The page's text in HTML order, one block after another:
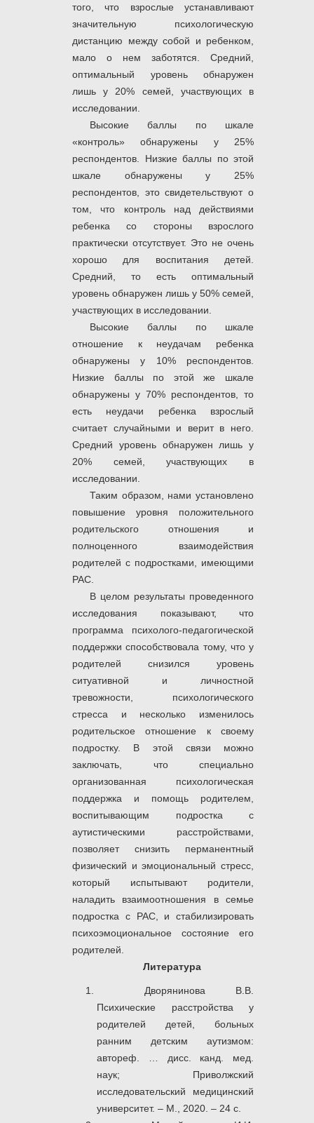
того, что взрослые устанавливают
значительную психологическую
дистанцию между собой и ребенком,
мало о нем заботятся. Средний,
оптимальный уровень обнаружен
лишь у 20% семей, участвующих в
исследовании.
Высокие баллы по шкале
«контроль» обнаружены у 25%
респондентов. Низкие баллы по этой
шкале обнаружены у 25%
респондентов, это свидетельствуют о
том, что контроль над действиями
ребенка со стороны взрослого
практически отсутствует. Это не очень
хорошо для воспитания детей.
Средний, то есть оптимальный
уровень обнаружен лишь у 50% семей,
участвующих в исследовании.
Высокие баллы по шкале
отношение к неудачам ребенка
обнаружены у 10% респондентов.
Низкие баллы по этой же шкале
обнаружены у 70% респондентов, то
есть неудачи ребенка взрослый
считает случайными и верит в него.
Средний уровень обнаружен лишь у
20% семей, участвующих в
исследовании.
Таким образом, нами установлено
повышение уровня положительного
родительского отношения и
полноценного взаимодействия
родителей с подростками, имеющими
РАС.
В целом результаты проведенного
исследования показывают, что
программа психолого-педагогической
поддержки способствовала тому, что у
родителей снизился уровень
ситуативной и личностной
тревожности, психологического
стресса и несколько изменилось
родительское отношение к своему
подростку. В этой связи можно
заключать, что специально
организованная психологическая
поддержка и помощь родителем,
воспитывающим подростка с
аутистическими расстройствами,
позволяет снизить перманентный
физический и эмоциональный стресс,
который испытывают родители,
наладить взаимоотношения в семье
подростка с РАС, и стабилизировать
психоэмоциональное состояние его
родителей.
Литература
Дворянинова В.В.
Психические расстройства у
родителей детей, больных
ранним детским аутизмом:
автореф. … дисс. канд. мед.
наук; Приволжский
исследовательский медицинский
университет. – М., 2020. – 24 с.